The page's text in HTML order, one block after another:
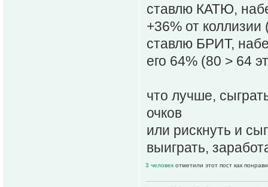
ставлю КАТЮ,
+36% от
ставлю БРИТ,
его 64% (80 > 64
что лучше,
очков
или рискнуть и
выиграть,
3 человек отметили этот пост как